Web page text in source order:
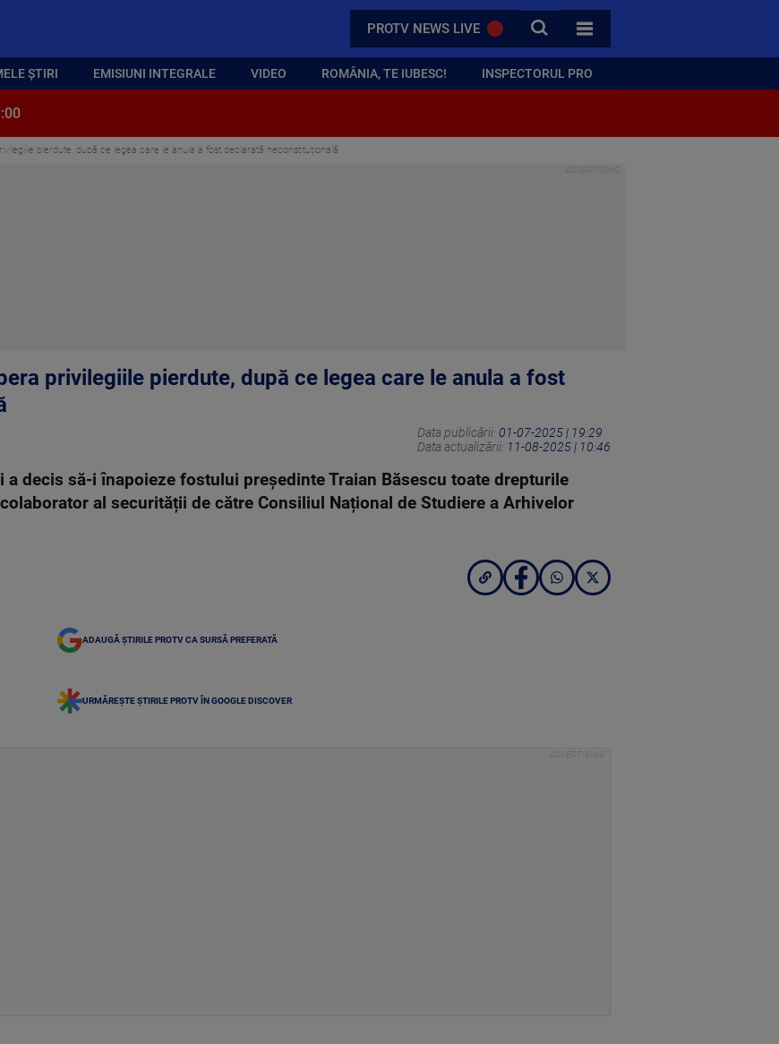
PROTV NEWS LIVE CAUTA
TOATE CATEGORIILE
ȘTIRI EMISIUNI INTEGRALE VIDEO ROMÂNIA, TE IUBESC! INSPECTORUL PRO
pierdute, după ce legea care le anula a fost declarată neconstituțională
privilegiile pierdute, după ce legea care le anula a fost
Data publicării: 01-07-2025 | 19:29
Data actualizării: 11-08-2025 | 10:46
a decis să-i înapoieze fostului președinte Traian Băsescu toate drepturile
al securității de către Consiliul Național de Studiere a Arhivelor
ADAUGĂ ȘTIRILE PROTV CA SURSĂ PREFERATĂ
URMĂREȘTE ȘTIRILE PROTV ÎN GOOGLE DISCOVER